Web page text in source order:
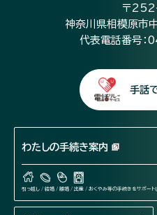
〒
神奈川県相模原
代表電話番号
手話
わたしの手続き案内
引っ越し / 結婚 / 離婚 / 出産 / おくやみ等の手続きをサポートし